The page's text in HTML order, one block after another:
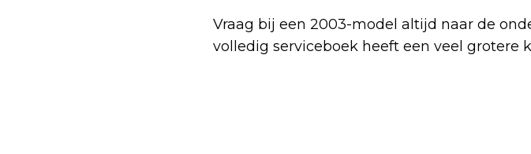
Vraag bij een 2003-model altijd naar de
volledig serviceboek heeft een veel grotere